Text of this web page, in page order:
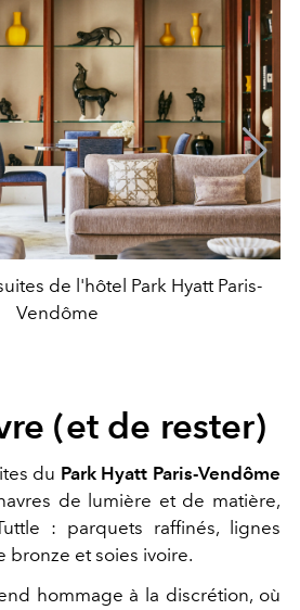
de l'hôtel Park Hyatt Paris-
Vendôme
(et de rester)
du Park Hyatt Paris-Vendôme
de lumière et de matière,
: parquets raffinés, lignes
bronze et soies ivoire.
hommage à la discrétion, où